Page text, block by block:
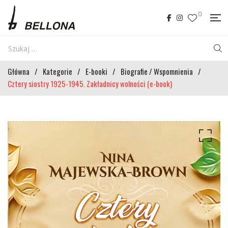
0
Główna / Kategorie / E-booki / Biografie / Wspomnienia /
Cztery siostry 1925-1945. Zakładnicy wolności (e-book)